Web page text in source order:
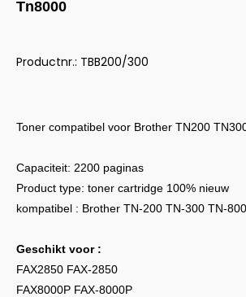
Tn8000
Productnr.: TBB200/300
Toner compatibel voor Brother TN200
Capaciteit: 2200 paginas
Product type: toner cartridge 100% nieuw
kompatibel : Brother TN-200 TN-300 TN-
Geschikt voor :
FAX2850 FAX-2850
FAX8000P FAX-8000P